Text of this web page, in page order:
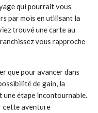
qui pourrait vous
par mois en utilisant la
trouvé une carte au
vous rapproche
que pour avancer dans
de gain, la
une étape incontournable.
cette aventure